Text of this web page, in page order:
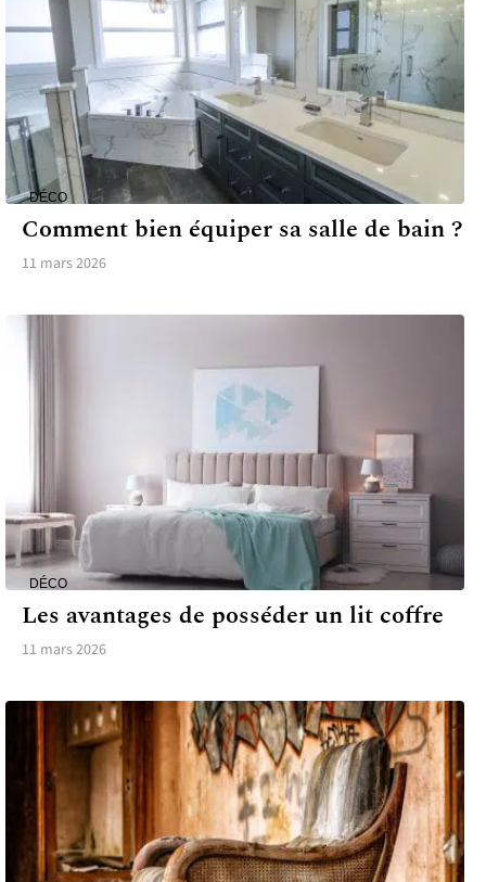
DÉCO
Comment bien équiper sa salle de bain ?
11 mars 2026
DÉCO
Les avantages de posséder un lit coffre
11 mars 2026